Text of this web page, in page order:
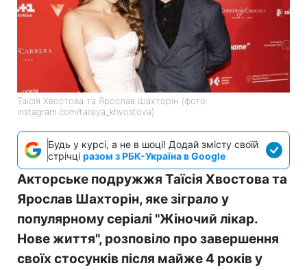
Таїсія Хвостова та Ярослав Шахторін (фото:
instagram.com/taisiya_khvostova)
Будь у курсі, а не в шоці! Додай змісту своїй
стрічці разом з РБК-Україна в Google
Акторське подружжя Таїсія Хвостова та
Ярослав Шахторін, яке зіграло у
популярному серіалі "Жіночий лікар.
Нове життя", розповіло про завершення
своїх стосунків після майже 4 років у